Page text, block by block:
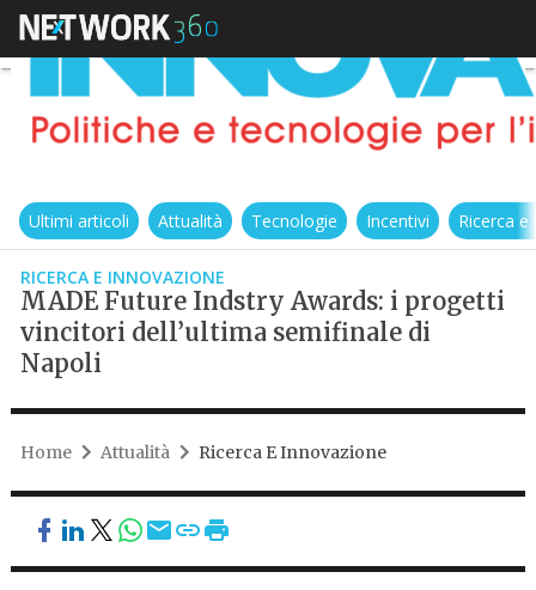
Ultimi articoli Attualità Tecnologie Incentivi Ricerca
RICERCA E INNOVAZIONE
MADE Future Indstry Awards: i progetti
vincitori dell’ultima semifinale di
Napoli
Home Attualità Ricerca E Innovazione